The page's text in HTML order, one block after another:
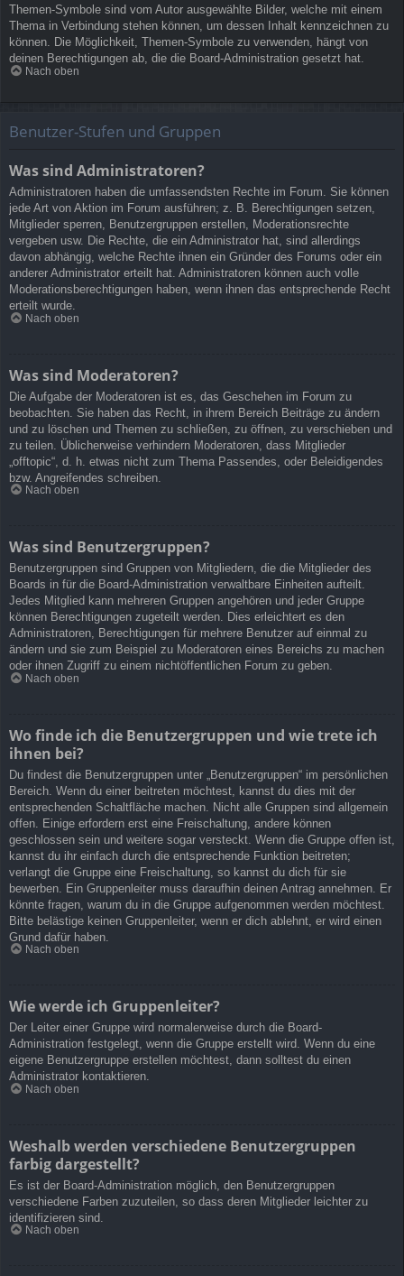
Themen-Symbole sind vom Autor ausgewählte Bilder, welche mit einem
Thema in Verbindung stehen können, um dessen Inhalt kennzeichnen zu
können. Die Möglichkeit, Themen-Symbole zu verwenden, hängt von
deinen Berechtigungen ab, die die Board-Administration gesetzt hat.
Nach oben
Benutzer-Stufen und Gruppen
Was sind Administratoren?
Administratoren haben die umfassendsten Rechte im Forum. Sie können
jede Art von Aktion im Forum ausführen; z. B. Berechtigungen setzen,
Mitglieder sperren, Benutzergruppen erstellen, Moderationsrechte
vergeben usw. Die Rechte, die ein Administrator hat, sind allerdings
davon abhängig, welche Rechte ihnen ein Gründer des Forums oder ein
anderer Administrator erteilt hat. Administratoren können auch volle
Moderationsberechtigungen haben, wenn ihnen das entsprechende Recht
erteilt wurde.
Nach oben
Was sind Moderatoren?
Die Aufgabe der Moderatoren ist es, das Geschehen im Forum zu
beobachten. Sie haben das Recht, in ihrem Bereich Beiträge zu ändern
und zu löschen und Themen zu schließen, zu öffnen, zu verschieben und
zu teilen. Üblicherweise verhindern Moderatoren, dass Mitglieder
„offtopic“, d. h. etwas nicht zum Thema Passendes, oder Beleidigendes
bzw. Angreifendes schreiben.
Nach oben
Was sind Benutzergruppen?
Benutzergruppen sind Gruppen von Mitgliedern, die die Mitglieder des
Boards in für die Board-Administration verwaltbare Einheiten aufteilt.
Jedes Mitglied kann mehreren Gruppen angehören und jeder Gruppe
können Berechtigungen zugeteilt werden. Dies erleichtert es den
Administratoren, Berechtigungen für mehrere Benutzer auf einmal zu
ändern und sie zum Beispiel zu Moderatoren eines Bereichs zu machen
oder ihnen Zugriff zu einem nichtöffentlichen Forum zu geben.
Nach oben
Wo finde ich die Benutzergruppen und wie trete ich
ihnen bei?
Du findest die Benutzergruppen unter „Benutzergruppen“ im persönlichen
Bereich. Wenn du einer beitreten möchtest, kannst du dies mit der
entsprechenden Schaltfläche machen. Nicht alle Gruppen sind allgemein
offen. Einige erfordern erst eine Freischaltung, andere können
geschlossen sein und weitere sogar versteckt. Wenn die Gruppe offen ist,
kannst du ihr einfach durch die entsprechende Funktion beitreten;
verlangt die Gruppe eine Freischaltung, so kannst du dich für sie
bewerben. Ein Gruppenleiter muss daraufhin deinen Antrag annehmen. Er
könnte fragen, warum du in die Gruppe aufgenommen werden möchtest.
Bitte belästige keinen Gruppenleiter, wenn er dich ablehnt, er wird einen
Grund dafür haben.
Nach oben
Wie werde ich Gruppenleiter?
Der Leiter einer Gruppe wird normalerweise durch die Board-
Administration festgelegt, wenn die Gruppe erstellt wird. Wenn du eine
eigene Benutzergruppe erstellen möchtest, dann solltest du einen
Administrator kontaktieren.
Nach oben
Weshalb werden verschiedene Benutzergruppen
farbig dargestellt?
Es ist der Board-Administration möglich, den Benutzergruppen
verschiedene Farben zuzuteilen, so dass deren Mitglieder leichter zu
identifizieren sind.
Nach oben